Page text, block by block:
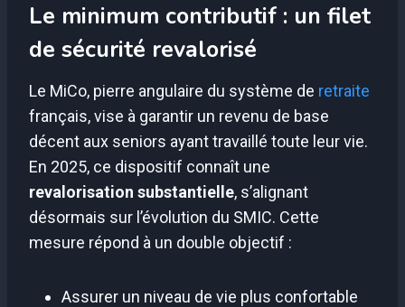
Le minimum contributif : un filet
de sécurité revalorisé
Le MiCo, pierre angulaire du système de retraite
français, vise à garantir un revenu de base
décent aux seniors ayant travaillé toute leur vie.
En 2025, ce dispositif connaît une
revalorisation substantielle, s’alignant
désormais sur l’évolution du SMIC. Cette
mesure répond à un double objectif :
Assurer un niveau de vie plus confortable